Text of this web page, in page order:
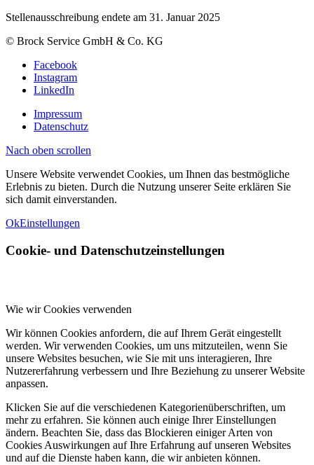
Stellenausschreibung endete am 31. Januar 2025
© Brock Service GmbH & Co. KG
Facebook
Instagram
LinkedIn
Impressum
Datenschutz
Nach oben scrollen
Unsere Website verwendet Cookies, um Ihnen das bestmögliche
Erlebnis zu bieten. Durch die Nutzung unserer Seite erklären Sie
sich damit einverstanden.
OkEinstellungen
Cookie- und Datenschutzeinstellungen
Wie wir Cookies verwenden
Wir können Cookies anfordern, die auf Ihrem Gerät eingestellt
werden. Wir verwenden Cookies, um uns mitzuteilen, wenn Sie
unsere Websites besuchen, wie Sie mit uns interagieren, Ihre
Nutzererfahrung verbessern und Ihre Beziehung zu unserer Website
anpassen.
Klicken Sie auf die verschiedenen Kategorienüberschriften, um
mehr zu erfahren. Sie können auch einige Ihrer Einstellungen
ändern. Beachten Sie, dass das Blockieren einiger Arten von
Cookies Auswirkungen auf Ihre Erfahrung auf unseren Websites
und auf die Dienste haben kann, die wir anbieten können.